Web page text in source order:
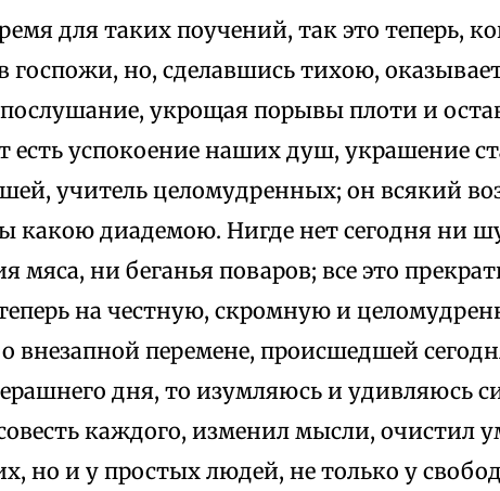
для таких поучений, так это теперь,
госпожи, но, сделавшись тихою,
укрощая порывы плоти и
есть успокоение наших душ, украшение
учитель целомудренных; он всякий
какою диадемою. Нигде нет сегодня ни
мяса, ни беганья поваров; все это
на честную, скромную и
внезапной перемене, происшедшей
дня, то изумляюсь и удивляюсь
каждого, изменил мысли, очистил
но и у простых людей, не только у